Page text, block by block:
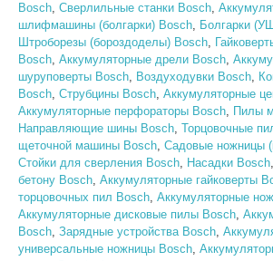
Bosch, Сверлильные станки Bosch,
шлифмашины (болгарки) Bosch, Болгарки
Штроборезы (бороздоделы) Bosch,
Bosch, Аккумуляторные дрели Bosch,
шуруповерты Bosch, Воздуходувки Bosch,
Bosch, Струбцины Bosch, Аккумуляторные
Аккумуляторные перфораторы Bosch, Пилы
Направляющие шины Bosch, Торцовочные
щеточной машины Bosch, Садовые ножницы
Стойки для сверления Bosch, Насадки Bosch,
бетону Bosch, Аккумуляторные гайковерты
торцовочных пил Bosch, Аккумуляторные
Аккумуляторные дисковые пилы Bosch,
Bosch, Зарядные устройства Bosch,
универсальные ножницы Bosch,